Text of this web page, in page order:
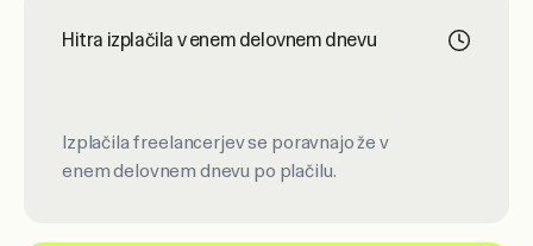
Hitra izplačila v enem delovnem dnevu
Izplačila freelancerjev se poravnajo že v
enem delovnem dnevu po plačilu.